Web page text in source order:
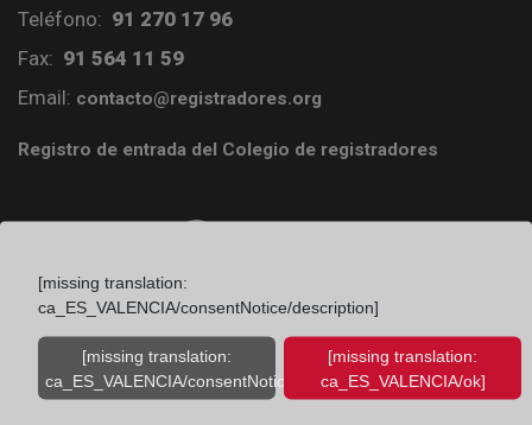
Teléfono: 91 270 17 96
Fax: 91 564 11 59
Email: contacto@registradores.org
Registro de entrada del Colegio de registradores
Ir a twitter (abre en ventana nueva)
Ir a YouTube (abre en ventana nueva)
[missing translation:
ca_ES_VALENCIA/consentNotice/description]
[missing translation:
ca_ES_VALENCIA/consentNotice/learnMore]
[missing translation:
ca_ES_VALENCIA/ok]